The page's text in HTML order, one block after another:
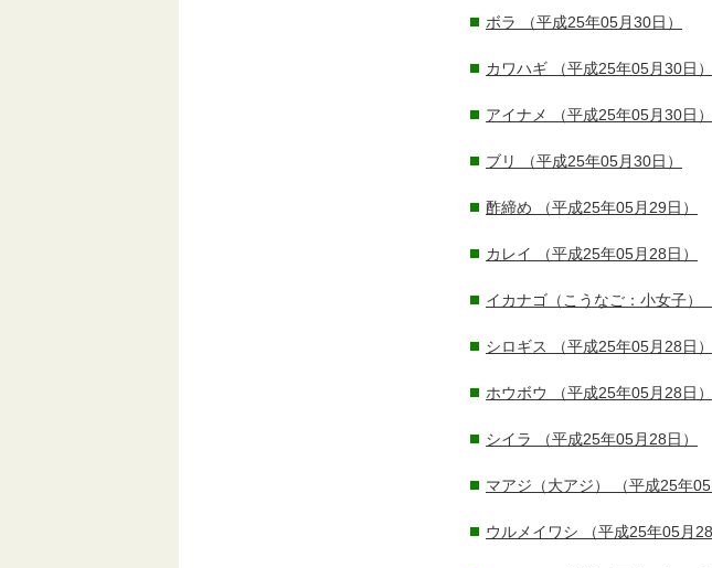
ボラ （平成25年05月30日）
カワハギ （平成25年05月30日）
アイナメ （平成25年05月30日）
ブリ （平成25年05月30日）
酢締め （平成25年05月29日）
カレイ （平成25年05月28日）
イカナゴ（こうなご：小女子）
シロギス （平成25年05月28日）
ホウボウ （平成25年05月28日）
シイラ （平成25年05月28日）
マアジ（大アジ） （平成25年05
ウルメイワシ （平成25年05月28